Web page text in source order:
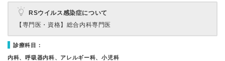
RSウイルス感染症について
【専門医・資格】 総合内科専門医
診療科目：
内科、呼吸器内科、アレルギー科、小児科